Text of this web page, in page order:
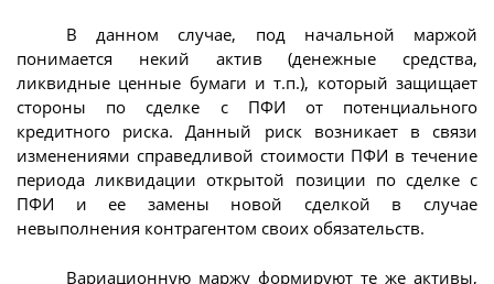
В данном случае, под начальной маржой
понимается некий актив (денежные средства,
ликвидные ценные бумаги и т.п.), который защищает
стороны по сделке с ПФИ от потенциального
кредитного риска. Данный риск возникает в связи
изменениями справедливой стоимости ПФИ в течение
периода ликвидации открытой позиции по сделке с
ПФИ и ее замены новой сделкой в случае
невыполнения контрагентом своих обязательств.
Вариационную маржу формируют те же активы,